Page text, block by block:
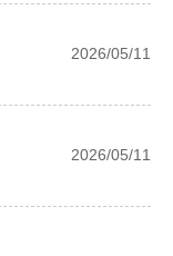
2026/05/11
2026/05/11